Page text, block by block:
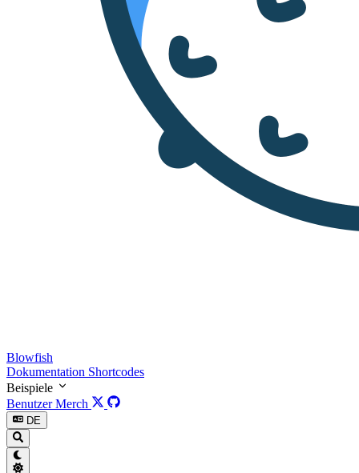
Blowfish
Dokumentation Shortcodes
Beispiele
BenutzerMerch
DE